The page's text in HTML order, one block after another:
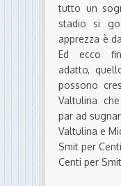
tutto un
stadio si
apprezza è
Ed ecco
adatto,
possono
Valtulina
par ad
Valtulina e
Smit per
Centi per